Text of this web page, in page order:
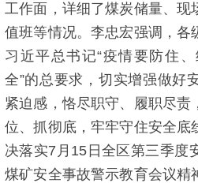
工作面，详细了煤炭储量、现
值班等情况。李忠宏强调，各
习近平总书记“疫情要防住
全”的总要求，切实增强做好
紧迫感，恪尽职守、履职尽责
位、抓彻底，牢牢守住安全底
决落实7月15日全区第三季度
煤矿安全事故警示教育会议精